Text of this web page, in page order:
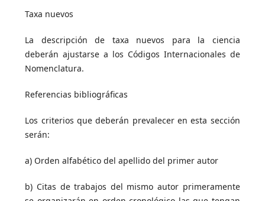
Taxa nuevos
La descripción de taxa nuevos para la ciencia
deberán ajustarse a los Códigos Internacionales de
Nomenclatura.
Referencias bibliográficas
Los criterios que deberán prevalecer en esta sección
serán:
a) Orden alfabético del apellido del primer autor
b) Citas de trabajos del mismo autor primeramente